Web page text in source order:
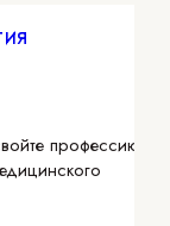
профессию с